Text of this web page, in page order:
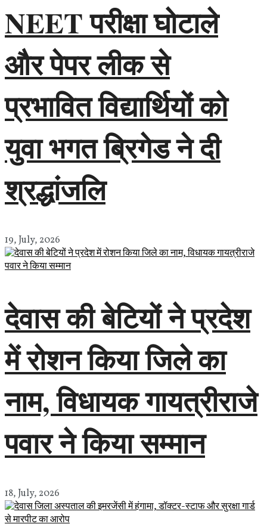
NEET परीक्षा घोटाले
और पेपर लीक से
प्रभावित विद्यार्थियों को
युवा भगत ब्रिगेड ने दी
श्रद्धांजलि
19, July, 2026
देवास की बेटियों ने प्रदेश
में रोशन किया जिले का
नाम, विधायक गायत्रीराजे
पवार ने किया सम्मान
18, July, 2026